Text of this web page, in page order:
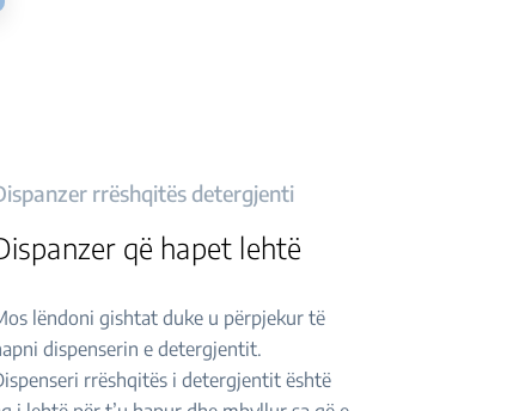
rrëshqitës detergjenti
që hapet lehtë
lëndoni gishtat duke u përpjekur të
dispenserin e detergjentit.
rrëshqitës i detergjentit është